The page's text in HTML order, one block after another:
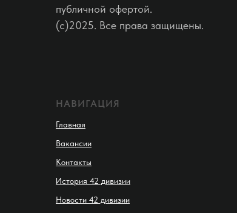
публичной офертой.
(c)2025. Все права защищены.
НАВИГАЦИЯ
Главная
Вакансии
Контакты
История 42 дивизии
Новости 42 дивизии